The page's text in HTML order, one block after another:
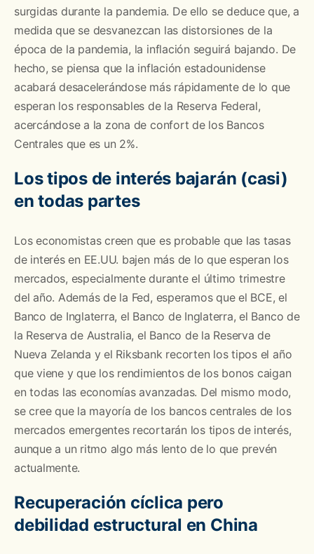
surgidas durante la pandemia. De ello se deduce que, a
medida que se desvanezcan las distorsiones de la
época de la pandemia, la inflación seguirá bajando. De
hecho, se piensa que la inflación estadounidense
acabará desacelerándose más rápidamente de lo que
esperan los responsables de la Reserva Federal,
acercándose a la zona de confort de los Bancos
Centrales que es un 2%.
Los tipos de interés bajarán (casi)
en todas partes
Los economistas creen que es probable que las tasas
de interés en EE.UU. bajen más de lo que esperan los
mercados, especialmente durante el último trimestre
del año. Además de la Fed, esperamos que el BCE, el
Banco de Inglaterra, el Banco de Inglaterra, el Banco de
la Reserva de Australia, el Banco de la Reserva de
Nueva Zelanda y el Riksbank recorten los tipos el año
que viene y que los rendimientos de los bonos caigan
en todas las economías avanzadas. Del mismo modo,
se cree que la mayoría de los bancos centrales de los
mercados emergentes recortarán los tipos de interés,
aunque a un ritmo algo más lento de lo que prevén
actualmente.
Recuperación cíclica pero
debilidad estructural en China